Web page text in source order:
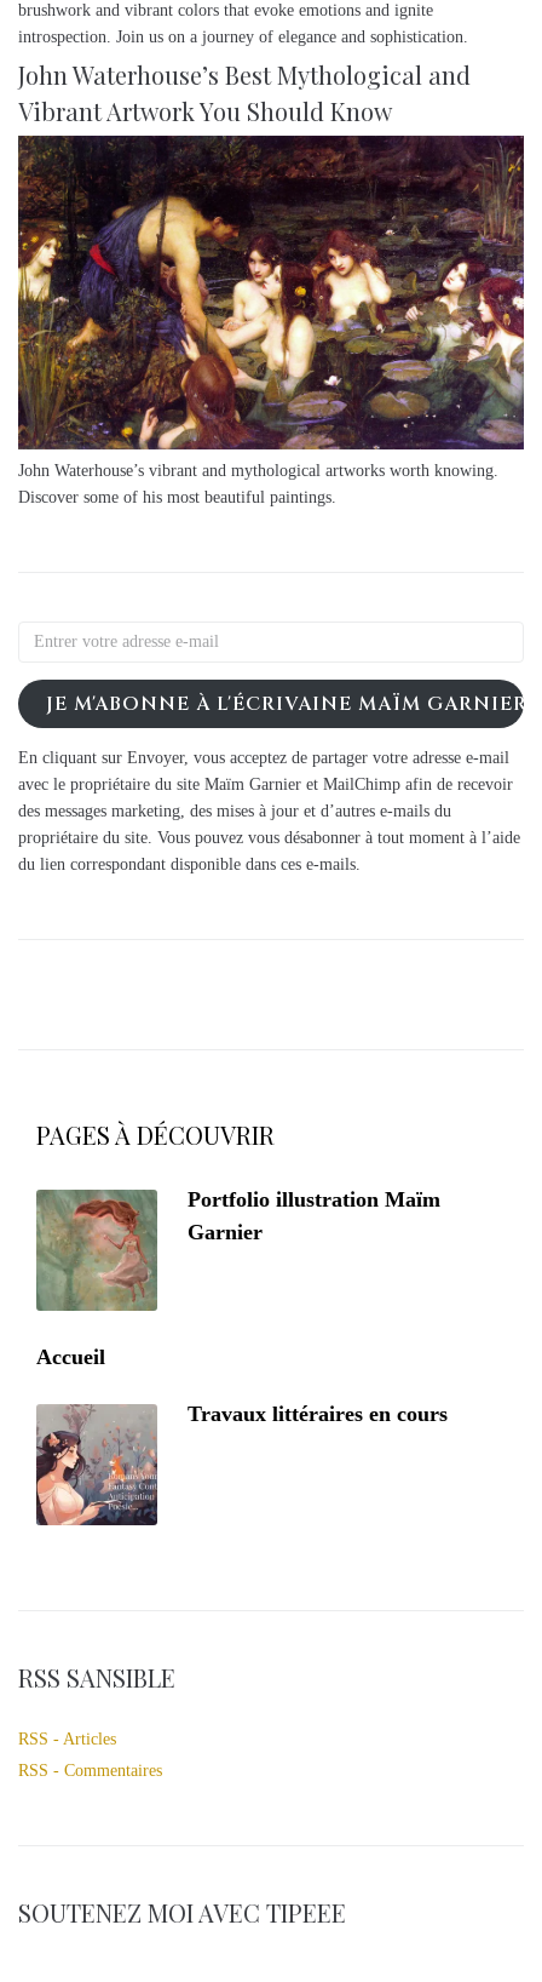
brushwork and vibrant colors that evoke emotions and ignite
introspection. Join us on a journey of elegance and sophistication.
John Waterhouse’s Best Mythological and
Vibrant Artwork You Should Know
John Waterhouse’s vibrant and mythological artworks worth knowing.
Discover some of his most beautiful paintings.
JE M'ABONNE À L'ÉCRIVAINE MAÏM GARNIER
En cliquant sur Envoyer, vous acceptez de partager votre adresse e-mail
avec le propriétaire du site Maïm Garnier et MailChimp afin de recevoir
des messages marketing, des mises à jour et d’autres e-mails du
propriétaire du site. Vous pouvez vous désabonner à tout moment à l’aide
du lien correspondant disponible dans ces e-mails.
PAGES À DÉCOUVRIR
Portfolio illustration Maïm
Garnier
Accueil
Travaux littéraires en cours
RSS SANSIBLE
RSS - Articles
RSS - Commentaires
SOUTENEZ MOI AVEC TIPEEE